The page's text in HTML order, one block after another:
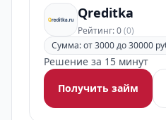
Qreditka
Рейтинг: 0(0)
Сумма: от 3000 до 30000
Решение за 15 минут
Получить займ